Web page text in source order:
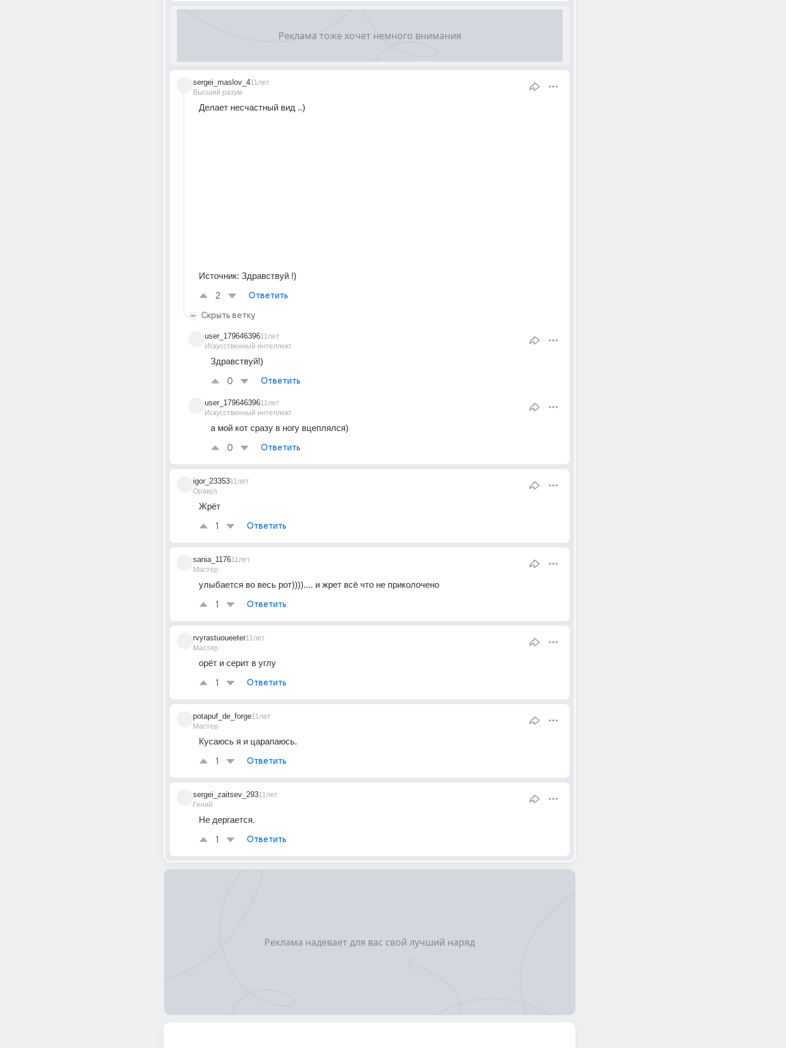
sergei_maslov_4
Высший разум
11лет
Делает несчастный вид ..)
Источник: Здравствуй !)
2 Ответить
Скрыть ветку
user_179646396
Искусственный интеллект
11лет
Здравствуй!)
0 Ответить
user_179646396
Искусственный интеллект
11лет
а мой кот сразу в ногу вцеплялся)
0 Ответить
igor_23353
Оракул
11лет
Жрёт
1 Ответить
sania_1176
Мастер
11лет
улыбается во весь рот)))).... и жрет всё что не приколочено
1 Ответить
rvyrastuoueeter
Мастер
11лет
орёт и серит в углу
1 Ответить
potapuf_de_forge
Мастер
11лет
Кусаюсь я и царапаюсь.
1 Ответить
sergei_zaitsev_293
Гений
11лет
Не дергается.
1 Ответить